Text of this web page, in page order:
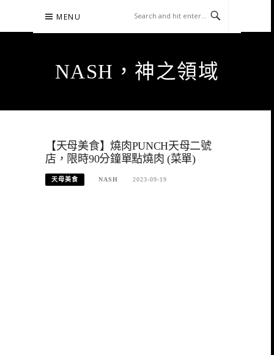
content
MENU
NASH，神之領域
【天母美食】燒肉PUNCH天母二號
店，限時90分鐘單點燒肉 (菜單)
天母美食 NASH 2023-09-19